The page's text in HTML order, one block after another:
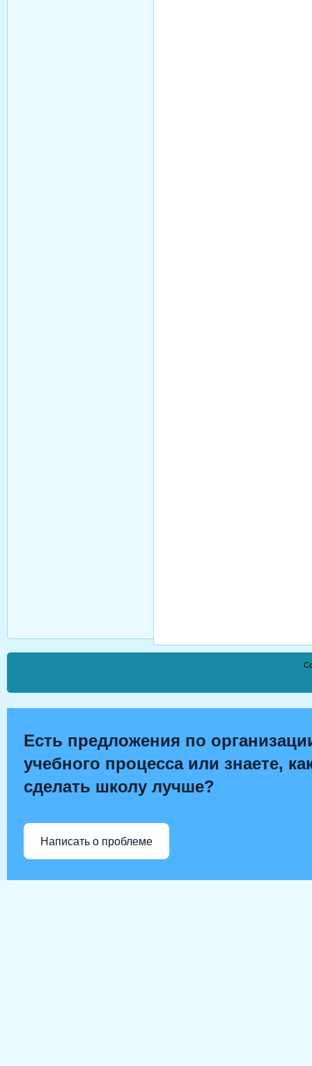
Есть предложения по
учебного процесса или знаете,
сделать школу лучше?
Написать о проблеме